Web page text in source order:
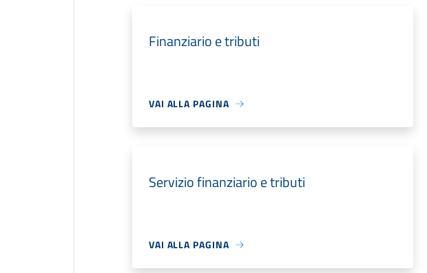
Finanziario e tributi
VAI ALLA PAGINA
Servizio finanziario e tributi
VAI ALLA PAGINA